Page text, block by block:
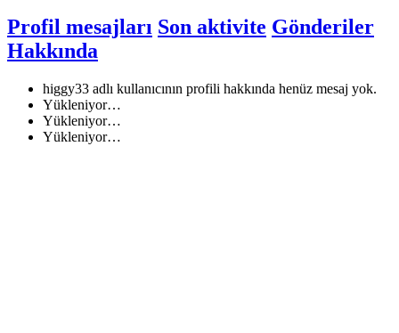
Profil mesajları Son aktivite Gönderiler
Hakkında
higgy33 adlı kullanıcının profili hakkında henüz mesaj yok.
Yükleniyor…
Yükleniyor…
Yükleniyor…